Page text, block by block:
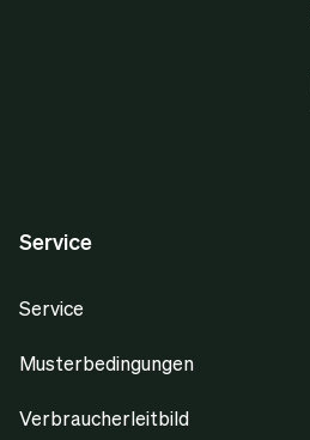
Service
Service
Musterbedingungen
Verbraucherleitbild